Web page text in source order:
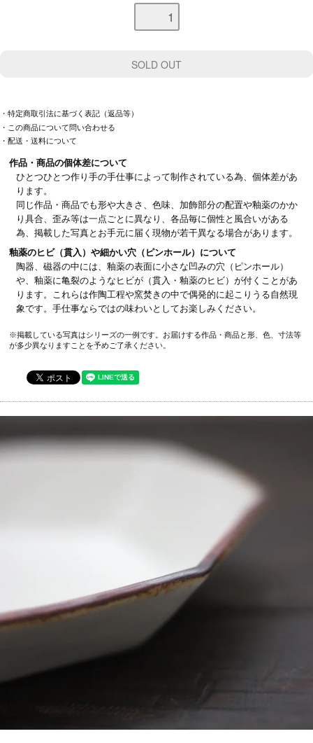
・特定商取引法に基づく表記（返品等）
・この商品について問い合わせる
・配送・送料について
作品・商品の個体差について
ひとつひとつ作り手の手仕事によって制作されている為、個体差があ
ります。
同じ作品・商品でも形や大きさ、色味、加飾部分の配置や釉薬のかか
り具合、歪み等は一点ごとに異なり、各品毎に個性と風合いがある
為、掲載した写真とお手元に届く現物が若干異なる場合があります。
釉薬のヒビ（貫入）や細かい穴（ピンホール）について
陶器、磁器の中には、釉薬の表面に小さな凹みの穴（ピンホール）
や、釉薬に亀裂のようなヒビが（貫入・釉薬のヒビ）が付くことがあ
ります。これらは作陶工程や窯焚きの中で偶発的に起こりうる自然現
象です。手仕事ならではの味わいとしてお楽しみください。
※掲載している写真はシリーズの一例です。お届けする作品・商品と形、色、寸法等
が多少異なりますことを予めご了承ください。